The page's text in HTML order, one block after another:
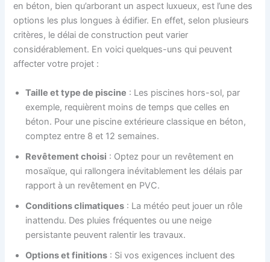
en béton, bien qu’arborant un aspect luxueux, est l’une des
options les plus longues à édifier. En effet, selon plusieurs
critères, le délai de construction peut varier
considérablement. En voici quelques-uns qui peuvent
affecter votre projet :
Taille et type de piscine : Les piscines hors-sol, par
exemple, requièrent moins de temps que celles en
béton. Pour une piscine extérieure classique en béton,
comptez entre 8 et 12 semaines.
Revêtement choisi : Optez pour un revêtement en
mosaïque, qui rallongera inévitablement les délais par
rapport à un revêtement en PVC.
Conditions climatiques : La météo peut jouer un rôle
inattendu. Des pluies fréquentes ou une neige
persistante peuvent ralentir les travaux.
Options et finitions : Si vos exigences incluent des